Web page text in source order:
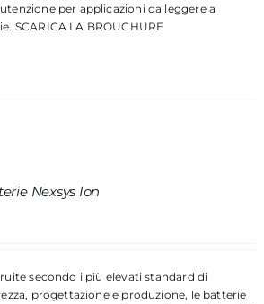
per applicazioni da leggere a
SCARICA LA BROUCHURE
Nexsys Ion
secondo i più elevati standard di
progettazione e produzione, le batterie